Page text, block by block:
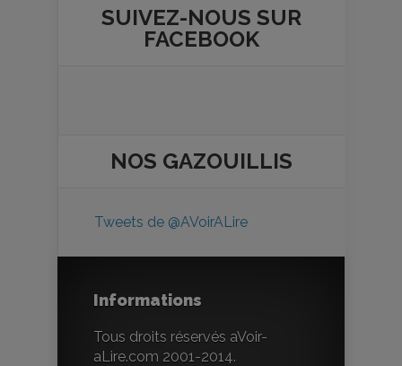
SUIVEZ-NOUS SUR
FACEBOOK
NOS GAZOUILLIS
Tweets de @AVoirALire
Informations
Tous droits réservés aVoir-
aLire.com 2001-2014.